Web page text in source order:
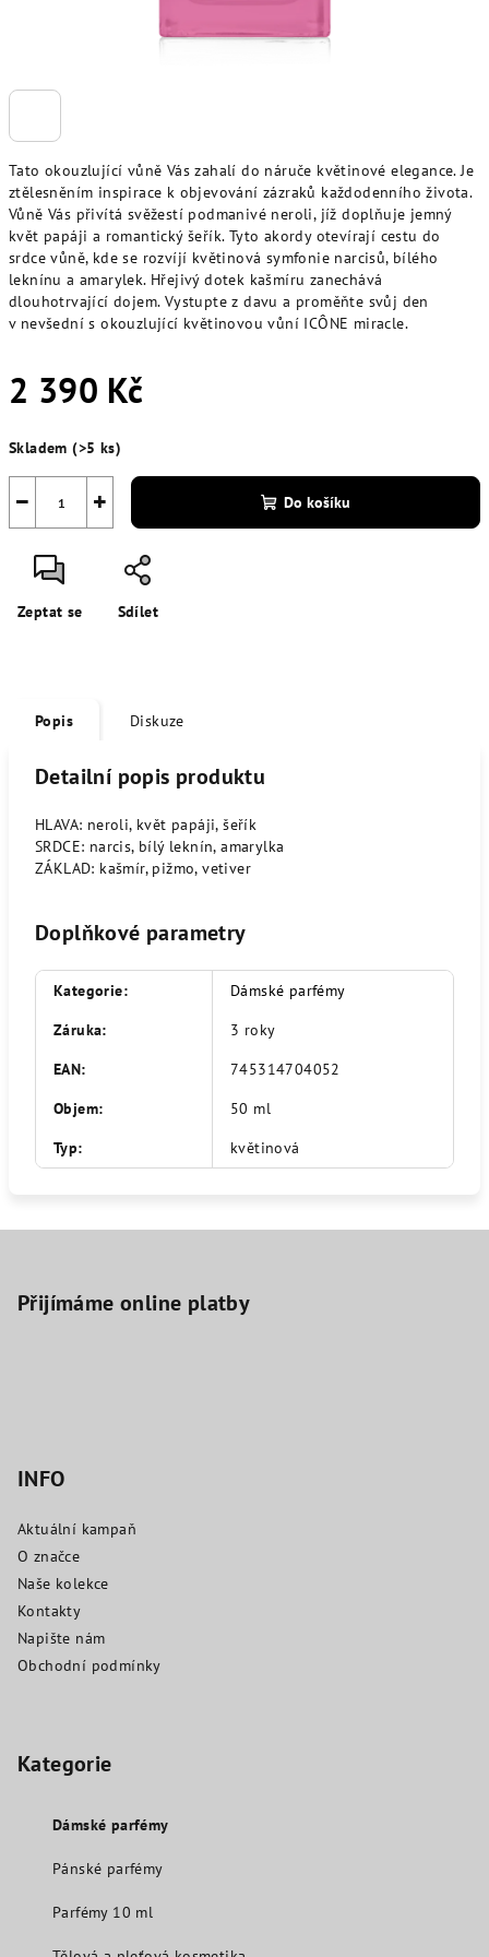
Tato okouzlující vůně Vás zahalí do náruče květinové elegance. Je
ztělesněním inspirace k objevování zázraků každodenního života.
Vůně Vás přivítá svěžestí podmanivé neroli, jíž doplňuje jemný
květ papáji a romantický šeřík. Tyto akordy otevírají cestu do
srdce vůně, kde se rozvíjí květinová symfonie narcisů, bílého
leknínu a amarylek. Hřejivý dotek kašmíru zanechává
dlouhotrvající dojem. Vystupte z davu a proměňte svůj den
v nevšední s okouzlující květinovou vůní ICÔNE miracle.
2 390 Kč
cena:
Skladem(>5 ks)
+
− Do košíku
Zeptat se Sdílet
Popis Diskuze
Detailní popis produktu
HLAVA: neroli, květ papáji, šeřík
SRDCE: narcis, bílý leknín, amarylka
ZÁKLAD: kašmír, pižmo, vetiver
Doplňkové parametry
Kategorie:
Dámské parfémy
Záruka:
3 roky
EAN:
745314704052
Objem:
50 ml
Typ: květinová
Přijímáme online platby
INFO
Aktuální kampaň
O značce
Naše kolekce
Kontakty
Napište nám
Obchodní podmínky
Kategorie
Dámské parfémy
Pánské parfémy
Parfémy 10 ml